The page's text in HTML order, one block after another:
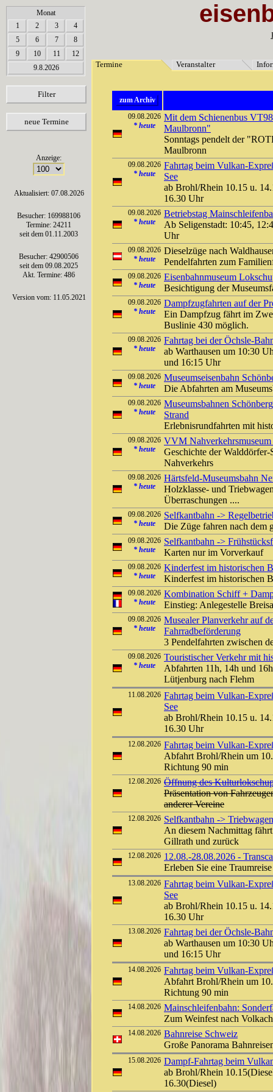
array(6) { [0]=> string(7) "Termine" [1]=> string(12) "Veranstalter" [2]=> string(11)
Termine Veranstalter
Monat
1
2 3
4
5
6 7
8
9
10 11
12
9.8.2026
Filter
neue Termine
Anzeige:
Aktualisiert: 07.08.2026
Besucher: 169988106
Termine: 24211
seit dem 01.11.2003
Besucher: 42900506
seit dem 09.08.2025
Akt. Termine: 486
Version vom: 11.05.2021
zum Archiv
09.08.2026
* heute
Mit dem Schienenbus
Maulbronn"
Sonntags pendelt der
Maulbronn
09.08.2026
* heute
Fahrtag beim Vulkan-
See
ab Brohl/Rhein 10.15 u.
16.30 Uhr
09.08.2026
* heute
Betriebstag
Ab Seligenstadt: 10:45,
Uhr
09.08.2026
* heute
Dieselzüge nach
Pendelfahrten zum
09.08.2026
* heute
Eisenbahnmuseum
Besichtigung der
09.08.2026
* heute
Dampfzugfahrten auf der
Ein Dampfzug fährt im
Buslinie 430 möglich.
09.08.2026
* heute
Fahrtag bei der Öchsle-
ab Warthausen um 10:30
und 16:15 Uhr
09.08.2026
* heute
Museumseisenbahn
Die Abfahrten am
09.08.2026
* heute
Museumsbahnen
Strand
Erlebnisrundfahrten mit
09.08.2026
* heute
VVM
Geschichte der
Nahverkehrs
09.08.2026
* heute
Härtsfeld-Museumsbahn
Holzklasse- und
Überraschungen ....
09.08.2026
* heute
Selfkantbahn ->
Die Züge fahren nach dem
09.08.2026
* heute
Selfkantbahn ->
Karten nur im Vorverkauf
09.08.2026
* heute
Kinderfest im historischen
Kinderfest im historischen
09.08.2026
* heute
Kombination Schiff +
Einstieg: Anlegestelle
09.08.2026
* heute
Musealer Planverkehr auf
Fahrradbeförderung
3 Pendelfahrten zwischen
09.08.2026
* heute
Touristischer Verkehr mit
Abfahrten 11h, 14h und
Lütjenburg nach Flehm
11.08.2026 Fahrtag beim Vulkan-
See
ab Brohl/Rhein 10.15 u.
16.30 Uhr
12.08.2026 Fahrtag beim Vulkan-
Abfahrt Brohl/Rhein um
Richtung 90 min
12.08.2026 Öffnung des
Präsentation von
anderer Vereine
12.08.2026 Selfkantbahn ->
An diesem Nachmittag
Gillrath und zurück
12.08.2026 12.08.-28.08.2026 -
Erleben Sie eine
13.08.2026 Fahrtag beim Vulkan-
See
ab Brohl/Rhein 10.15 u.
16.30 Uhr
13.08.2026 Fahrtag bei der Öchsle-
ab Warthausen um 10:30
und 16:15 Uhr
14.08.2026 Fahrtag beim Vulkan-
Abfahrt Brohl/Rhein um
Richtung 90 min
14.08.2026 Mainschleifenbahn:
Zum Weinfest nach
14.08.2026 Bahnreise Schweiz
Große Panorama
15.08.2026 Dampf-Fahrtag beim
ab Brohl/Rhein
16.30(Diesel)